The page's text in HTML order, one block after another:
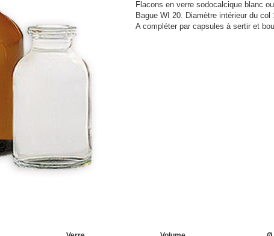
Flacons en verre sodocalcique blanc
Bague WI 20. Diamètre intérieur du col
A compléter par capsules à sertir et